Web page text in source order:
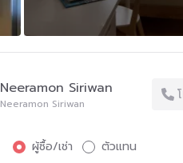
Neeramon Siriwan
Neeramon Siriwan
ผู้ซื้อ/เช่า
ตัวแทน